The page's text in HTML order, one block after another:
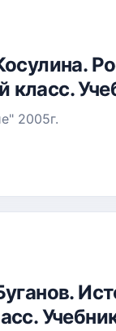
класс.
2005г.